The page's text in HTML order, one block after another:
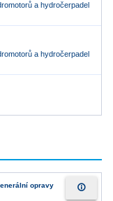
a hydročerpadel
a hydročerpadel
opravy
info_outline